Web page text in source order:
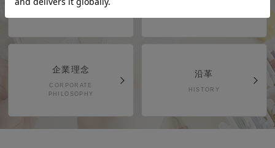
企業理念
CORPORATE
PHILOSOPHY
沿革
HISTORY